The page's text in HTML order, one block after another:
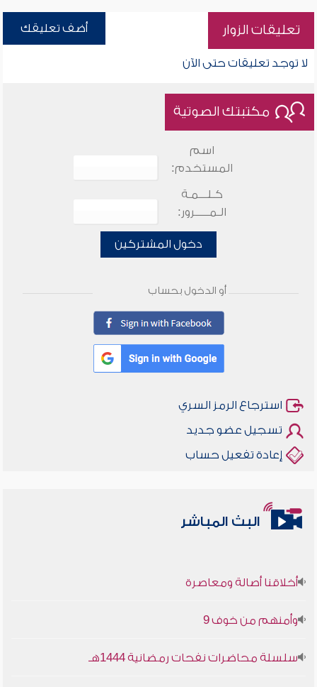
تعليقات الزوار أضف تعليقك
لا توجد تعليقات حتى الآن
مكتبتك الصوتية
اسم
المستخدم:
كـلـــمـة
الـمـــــرور:
دخول المشتركين
أو الدخول بحساب
استرجاع الرمز السري
تسجيل عضو جديد
إعادة تفعيل حساب
البث المباشر
أخلاقنا أصالة ومعاصرة
وأمنهم من خوف 9
سلسلة محاضرات نفحات رمضانية 1444هـ